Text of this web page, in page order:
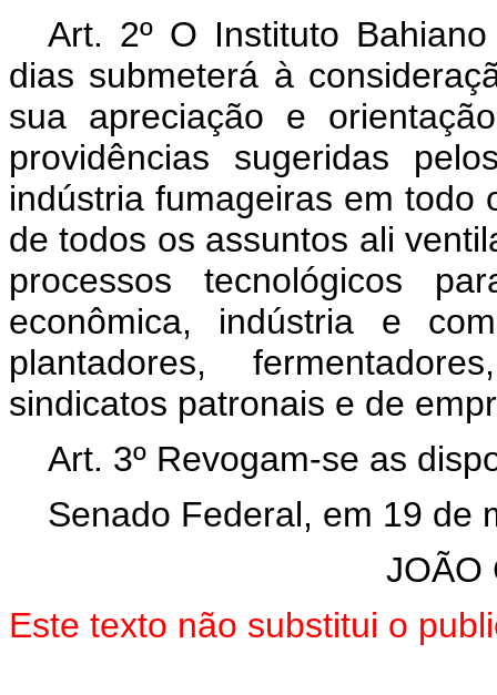
Art. 2º O Instituto
dias submeterá à
sua apreciação e
providências sugeridas
indústria fumageiras em todo
de todos os assuntos ali
processos tecnológicos
econômica, indústria e
plantadores,
sindicatos patronais e de
Art. 3º Revogam-se as
Senado Federal, em 19 de
JOÃO
Este texto não substitui o